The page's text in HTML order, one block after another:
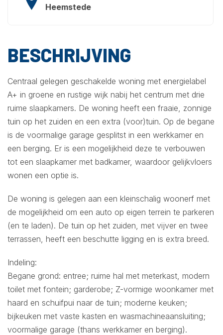
Heemstede
BESCHRIJVING
Centraal gelegen geschakelde woning met energielabel
A+ in groene en rustige wijk nabij het centrum met drie
ruime slaapkamers. De woning heeft een fraaie, zonnige
tuin op het zuiden en een extra (voor)tuin. Op de begane
is de voormalige garage gesplitst in een werkkamer en
een berging. Er is een mogelijkheid deze te verbouwen
tot een slaapkamer met badkamer, waardoor gelijkvloers
wonen een optie is.
De woning is gelegen aan een kleinschalig woonerf met
de mogelijkheid om een auto op eigen terrein te parkeren
(en te laden). De tuin op het zuiden, met vijver en twee
terrassen, heeft een beschutte ligging en is extra breed.
Indeling:
Begane grond: entree; ruime hal met meterkast, modern
toilet met fontein; garderobe; Z-vormige woonkamer met
haard en schuifpui naar de tuin; moderne keuken;
bijkeuken met vaste kasten en wasmachineaansluiting;
voormalige garage (thans werkkamer en berging).